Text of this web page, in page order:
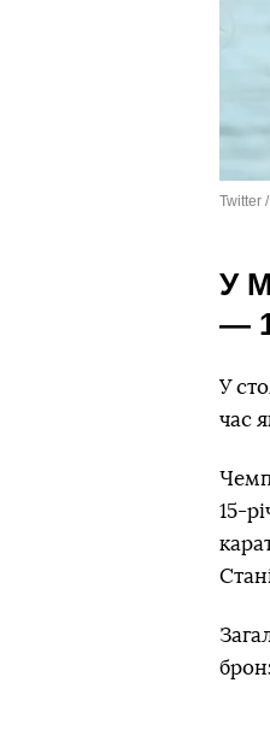
Twitter
У
—
У
час
15-